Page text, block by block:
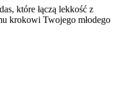
które łączą lekkość z
krokowi Twojego młodego